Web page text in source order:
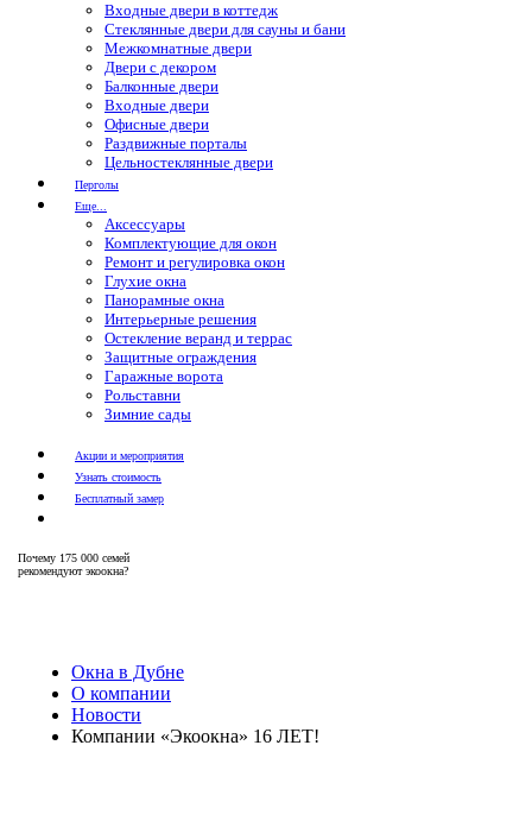
Входные двери в коттедж
Стеклянные двери для сауны и бани
Межкомнатные двери
Двери с декором
Балконные двери
Входные двери
Офисные двери
Раздвижные порталы
Цельностеклянные двери
Перголы
Еще...
Аксессуары
Комплектующие для окон
Ремонт и регулировка окон
Глухие окна
Панорамные окна
Интерьерные решения
Остекление веранд и террас
Защитные ограждения
Гаражные ворота
Рольставни
Зимние сады
Акции и мероприятия
Узнать стоимость
Бесплатный замер
Почему 175 000 семей
рекомендуют экоокна?
Окна в Дубне
О компании
Новости
Компании «Экоокна» 16 ЛЕТ!